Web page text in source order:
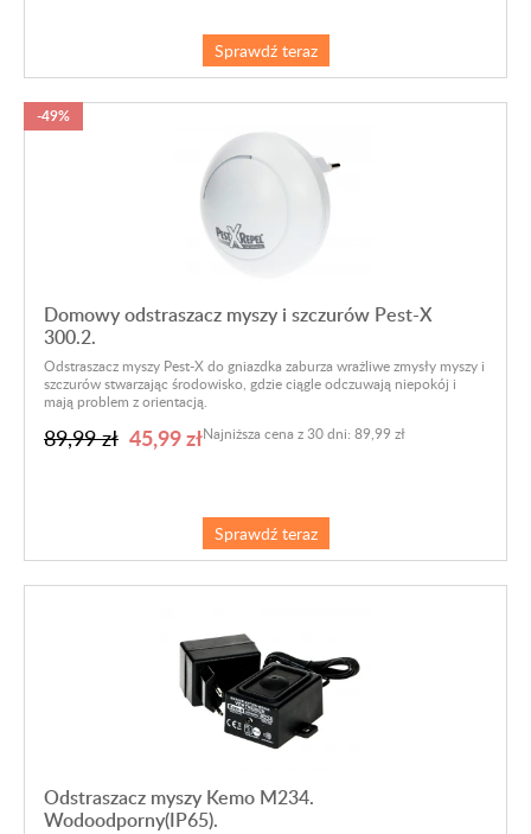
Sprawdź teraz
Domowy odstraszacz myszy i szczurów Pest-X
300.2.
-49%
Odstraszacz myszy Pest-X do gniazdka zaburza wrażliwe zmysły myszy i
szczurów stwarzając środowisko, gdzie ciągle odczuwają niepokój i
mają problem z orientacją.
89,99 zł 45,99 złNajniższa cena z 30 dni: 89,99 zł
Sprawdź teraz
Odstraszacz myszy Kemo M234.
Wodoodporny(IP65).